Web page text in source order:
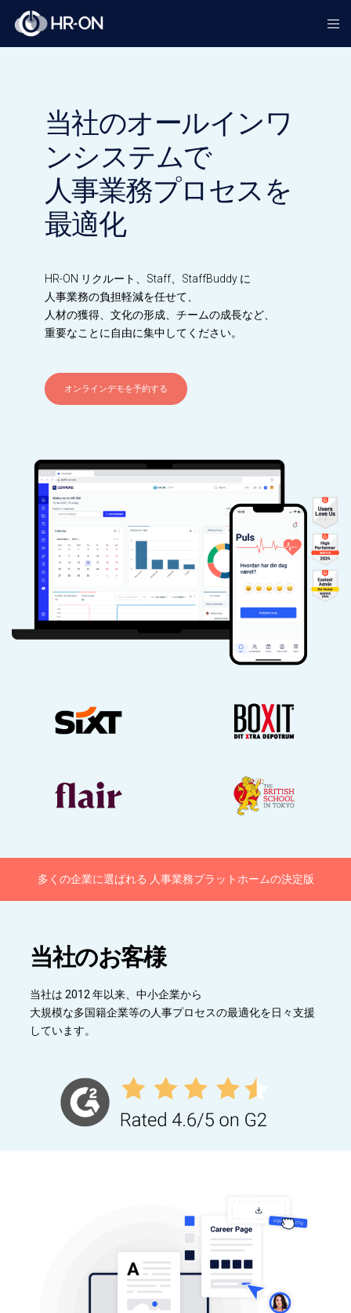
当社のオールインワ
ンシステムで
人事業務プロセスを
最適化
HR-ON リクルート、Staff、StaffBuddy に
人事業務の負担軽減を任せて、
人材の獲得、文化の形成、チームの成長など、
重要なことに自由に集中してください。
オンラインデモを予約する
多くの企業に選ばれる 人事業務プラットホームの決定版
当社のお客様
当社は 2012 年以来、中小企業から
大規模な多国籍企業等の人事プロセスの最適化を日々支援
しています。